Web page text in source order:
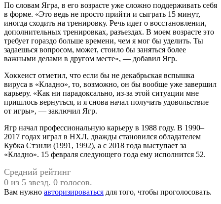
По словам Ягра, в его возрасте уже сложно поддерживать себя
в форме. «Это ведь не просто прийти и сыграть 15 минут,
иногда сходить на тренировку. Речь идет о восстановлении,
дополнительных тренировках, разъездах. В моем возрасте это
требует гораздо больше времени, чем я мог бы уделить. Ты
задаешься вопросом, может, стоило бы заняться более
важными делами в другом месте», — добавил Ягр.
Хоккеист отметил, что если бы не декабрьская вспышка
вируса в «Кладно», то, возможно, он бы вообще уже завершил
карьеру. «Как ни парадоксально, из-за этой ситуации мне
пришлось вернуться, и я снова начал получать удовольствие
от игры», — заключил Ягр.
Ягр начал профессиональную карьеру в 1988 году. В 1990–
2017 годах играл в НХЛ, дважды становился обладателем
Кубка Стэнли (1991, 1992), а с 2018 года выступает за
«Кладно». 15 февраля следующего года ему исполнится 52.
Средний рейтинг
0 из 5 звезд. 0 голосов.
Вам нужно авторизироваться для того, чтобы проголосовать.